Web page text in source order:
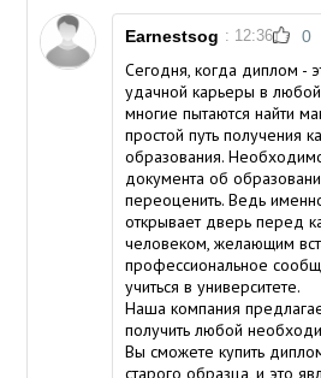
Earnestsog : 12:36 0
Сегодня, когда диплом -
удачной карьеры в любой
многие пытаются найти
простой путь получения
образования.
документа об
переоценить. Ведь
открывает дверь перед
человеком, желающим
профессиональное
учиться в университете.
Наша компания
получить любой
Вы сможете купить
старого образца, и это